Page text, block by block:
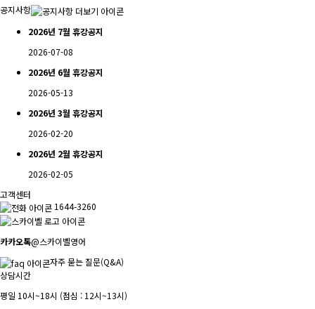
공지사항
2026년 7월 휴강공지
2026-07-08
2026년 6월 휴강공지
2026-05-13
2026년 3월 휴강공지
2026-02-20
2026년 2월 휴강공지
2026-02-05
고객센터
1644-3260
카카오톡@스카이벨영어
자주 묻는 질문(Q&A)
상담시간
평일 10시~18시 (점심 : 12시~13시)